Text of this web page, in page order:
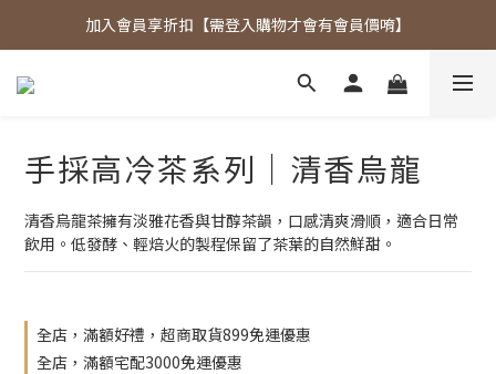
歡迎光臨東大茶莊，各式好茶任君挑選！
加入會員享折扣【需登入購物才會有會員價唷】
購物滿額贈禮依然大放送～
手採高冷茶系列｜清香烏龍
清香烏龍茶擁有淡雅花香與甘醇茶韻，口感清爽滑順，適合日常
飲用。低發酵、輕焙火的製程保留了茶葉的自然鮮甜。
全店，滿額好禮，超商取貨899免運優惠
全店，滿額宅配3000免運優惠